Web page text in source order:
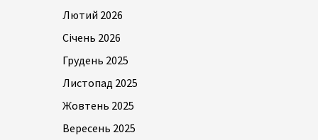
Лютий 2026
Січень 2026
Грудень 2025
Листопад 2025
Жовтень 2025
Вересень 2025